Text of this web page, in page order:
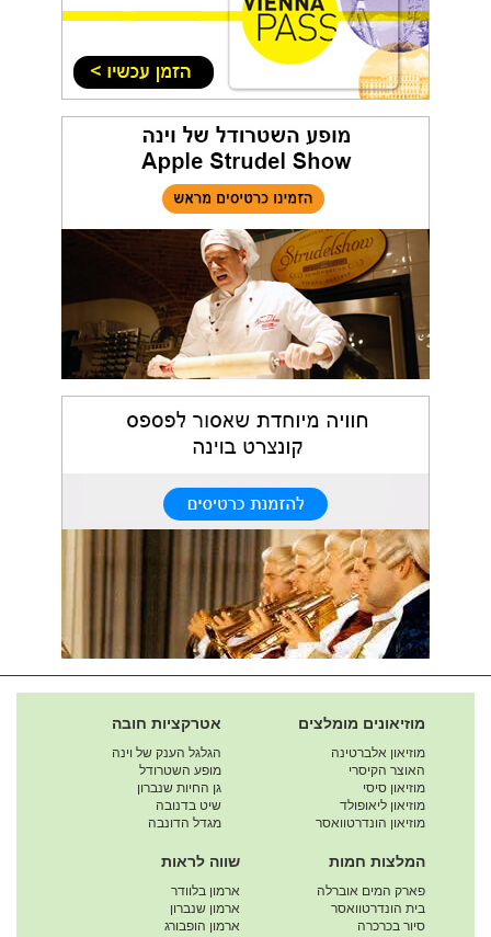
מוזיאונים מומלצים
מוזיאון אלברטינה
האוצר הקיסרי
מוזיאון סיסי
מוזיאון ליאופולד
מוזיאון הונדרטוואסר
אטרקציות חובה
הגלגל הענק של וינה
מופע השטרודל
גן החיות שנברון
שיט בדנובה
מגדל הדונבה
המלצות חמות
פארק המים אוברלה
בית הונדרטוואסר
סיור בכרכרה
שווה לראות
ארמון בלוודר
ארמון שנברון
ארמון הופבורג